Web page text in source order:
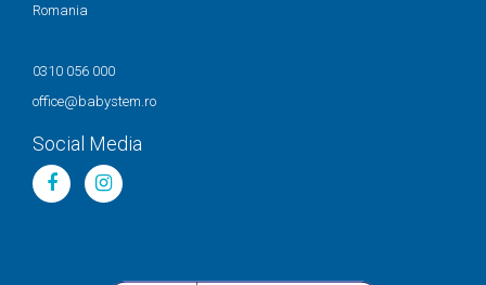
Romania
0310 056 000
office@babystem.ro
Social Media